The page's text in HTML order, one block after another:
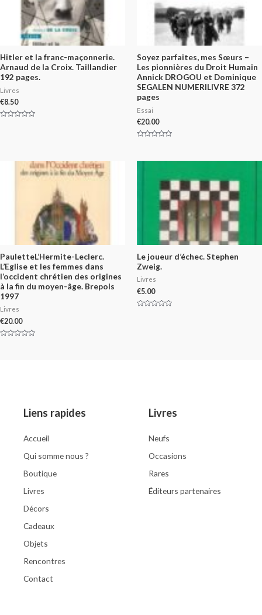
Hitler et la franc-maçonnerie.
Arnaud de la Croix. Taillandier
192 pages.
Livres
€8.50
Soyez parfaites, mes Sœurs –
Les pionnières du Droit Humain
Annick DROGOU et Dominique
SEGALEN NUMERILIVRE 372
pages
Essai
€20.00
of
PauletteL’Hermite-Leclerc.
L’Eglise et les femmes dans
l’occident chrétien des origines
à la fin du moyen-âge. Brepols
1997
Livres
€20.00
Le joueur d’échec. Stephen
Zweig.
Livres
€5.00
Liens rapides
Accueil
Qui somme nous ?
Boutique
Livres
Décors
Cadeaux
Objets
Rencontres
Contact
Livres
Neufs
Occasions
Rares
Éditeurs partenaires